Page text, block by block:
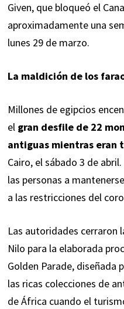
Given, que bloqueó el
aproximadamente una
lunes 29 de marzo.
La maldición de los
Millones de egipcios
el gran desfile de 22
antiguas mientras eran
Cairo, el sábado 3 de
las personas a
a las restricciones del
Las autoridades cerraron
Nilo para la elaborada
Golden Parade, diseñada
las ricas colecciones de
de África cuando el